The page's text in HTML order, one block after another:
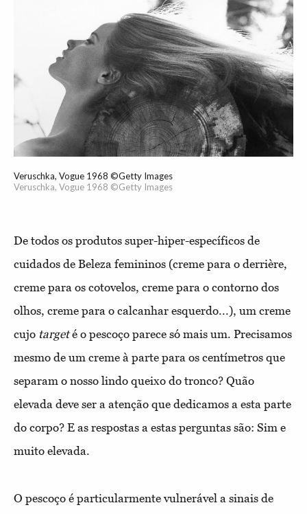
Veruschka, Vogue 1968 ©Getty Images
Veruschka, Vogue 1968 ©Getty Images
De todos os produtos super-hiper-específicos de
cuidados de Beleza femininos (creme para o derrière,
creme para os cotovelos, creme para o contorno dos
olhos, creme para o calcanhar esquerdo...), um creme
cujo targeté o pescoço parece só mais um. Precisamos
mesmo de um creme à parte para os centímetros que
separam o nosso lindo queixo do tronco? Quão
elevada deve ser a atenção que dedicamos a esta parte
do corpo? E as respostas a estas perguntas são: Sim e
muito elevada.
O pescoço é particularmente vulnerável a sinais de